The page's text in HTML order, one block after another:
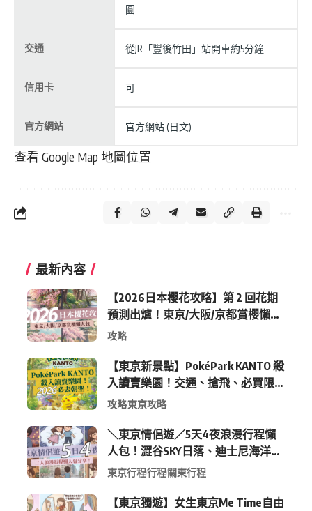
圓
交通 從JR「豐後竹田」站開車約5分鐘
信用卡 可
官方網站 官方網站 (日文)
查看 Google Map 地圖位置
最新內容
【2026日本櫻花攻略】第 2 回花期
預測出爐！東京/大阪/京都賞櫻懶人
包 (附最新時間表)
攻略
【東京新景點】PokéPark KANTO 殺
入讀賣樂園！交通、搶飛、必買限
定周邊全攻略
攻略東京攻略
＼東京情侶遊／5天4夜浪漫行程懶
人包！澀谷SKY日落、迪士尼海洋、
中目黑高質感咖啡廳全收錄
東京行程行程關東行程
【東京獨遊】女生東京Me Time自由